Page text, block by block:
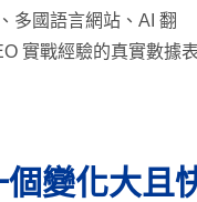
多國語言網站、AI 翻
實戰經驗的真實數
個變化大且